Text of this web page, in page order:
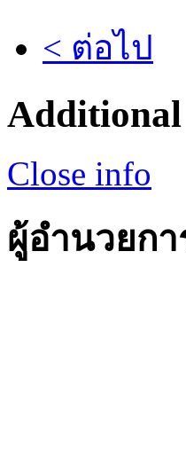
< ต่อไป
Close info
ผู้อำนวยกา